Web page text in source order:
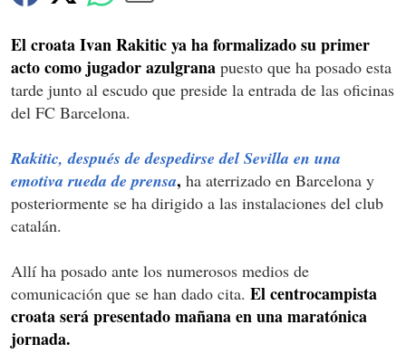
El croata Ivan Rakitic ya ha formalizado su primer
acto como jugador azulgrana puesto que ha posado esta
tarde junto al escudo que preside la entrada de las oficinas
del FC Barcelona.
Rakitic, después de despedirse del Sevilla en una
emotiva rueda de prensa, ha aterrizado en Barcelona y
posteriormente se ha dirigido a las instalaciones del club
catalán.
Allí ha posado ante los numerosos medios de
comunicación que se han dado cita. El centrocampista
croata será presentado mañana en una maratónica
jornada.